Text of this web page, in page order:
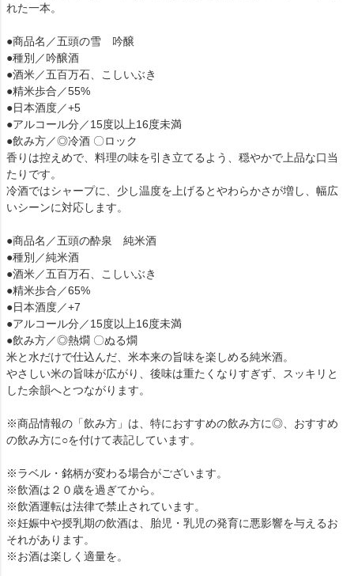
れた一本。
●商品名／五頭の雪 吟醸
●種別／吟醸酒
●酒米／五百万石、こしいぶき
●精米歩合／55%
●日本酒度／+5
●アルコール分／15度以上16度未満
●飲み方／◎冷酒 〇ロック
香りは控えめで、料理の味を引き立てるよう、穏やかで上品な口当
たりです。
冷酒ではシャープに、少し温度を上げるとやわらかさが増し、幅広
いシーンに対応します。
●商品名／五頭の酔泉 純米酒
●種別／純米酒
●酒米／五百万石、こしいぶき
●精米歩合／65%
●日本酒度／+7
●アルコール分／15度以上16度未満
●飲み方／◎熱燗 〇ぬる燗
米と水だけで仕込んだ、米本来の旨味を楽しめる純米酒。
やさしい米の旨味が広がり、後味は重たくなりすぎず、スッキリと
した余韻へとつながります。
※商品情報の「飲み方」は、特におすすめの飲み方に◎、おすすめ
の飲み方に○を付けて表記しています。
※ラベル・銘柄が変わる場合がございます。
※飲酒は２０歳を過ぎてから。
※飲酒運転は法律で禁止されています。
※妊娠中や授乳期の飲酒は、胎児・乳児の発育に悪影響を与えるお
それがあります。
※お酒は楽しく適量を。